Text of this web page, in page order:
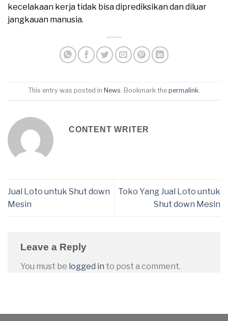
kecelakaan kerja tidak bisa diprediksikan dan diluar
jangkauan manusia.
This entry was posted in News. Bookmark the permalink.
CONTENT WRITER
Jual Loto untuk Shut down
Mesin
Toko Yang Jual Loto untuk
Shut down Mesin
Leave a Reply
You must be logged in to post a comment.